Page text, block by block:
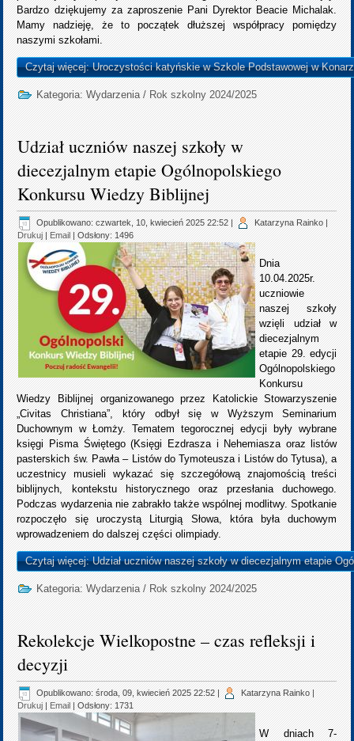
Bardzo dziękujemy za zaproszenie Pani Dyrektor Beacie Michalak.
Mamy nadzieję, że to początek dłuższej współpracy pomiędzy
naszymi szkołami.
Czytaj więcej: Uroczystości katyńskie w Szkole Podstawowej w
Kategoria:Wydarzenia / Rok szkolny 2024/2025
Udział uczniów naszej szkoły w
diecezjalnym etapie Ogólnopolskiego
Konkursu Wiedzy Biblijnej
Opublikowano: czwartek, 10, kwiecień 2025 22:52 Katarzyna Rainko
Drukuj
Email | Odsłony: 1496
Dnia
10.04.2025r.
uczniowie
naszej szkoły
wzięli udział w
diecezjalnym
etapie 29. edycji
Ogólnopolskiego
Konkursu
Wiedzy Biblijnej organizowanego przez Katolickie Stowarzyszenie
„Civitas Christiana”, który odbył się w Wyższym Seminarium
Duchownym w Łomży. Tematem tegorocznej edycji były wybrane
księgi Pisma Świętego (Księgi Ezdrasza i Nehemiasza oraz listów
pasterskich św. Pawła – Listów do Tymoteusza i Listów do Tytusa), a
uczestnicy musieli wykazać się szczegółową znajomością treści
biblijnych, kontekstu historycznego oraz przesłania duchowego.
Podczas wydarzenia nie zabrakło także wspólnej modlitwy. Spotkanie
rozpoczęło się uroczystą Liturgią Słowa, która była duchowym
wprowadzeniem do dalszej części olimpiady.
Czytaj więcej: Udział uczniów naszej szkoły w diecezjalnym etapie
Kategoria:Wydarzenia / Rok szkolny 2024/2025
Rekolekcje Wielkopostne – czas refleksji i
decyzji
Opublikowano: środa, 09, kwiecień 2025 22:52 Katarzyna Rainko
Drukuj
Email | Odsłony: 1731
W dniach 7-